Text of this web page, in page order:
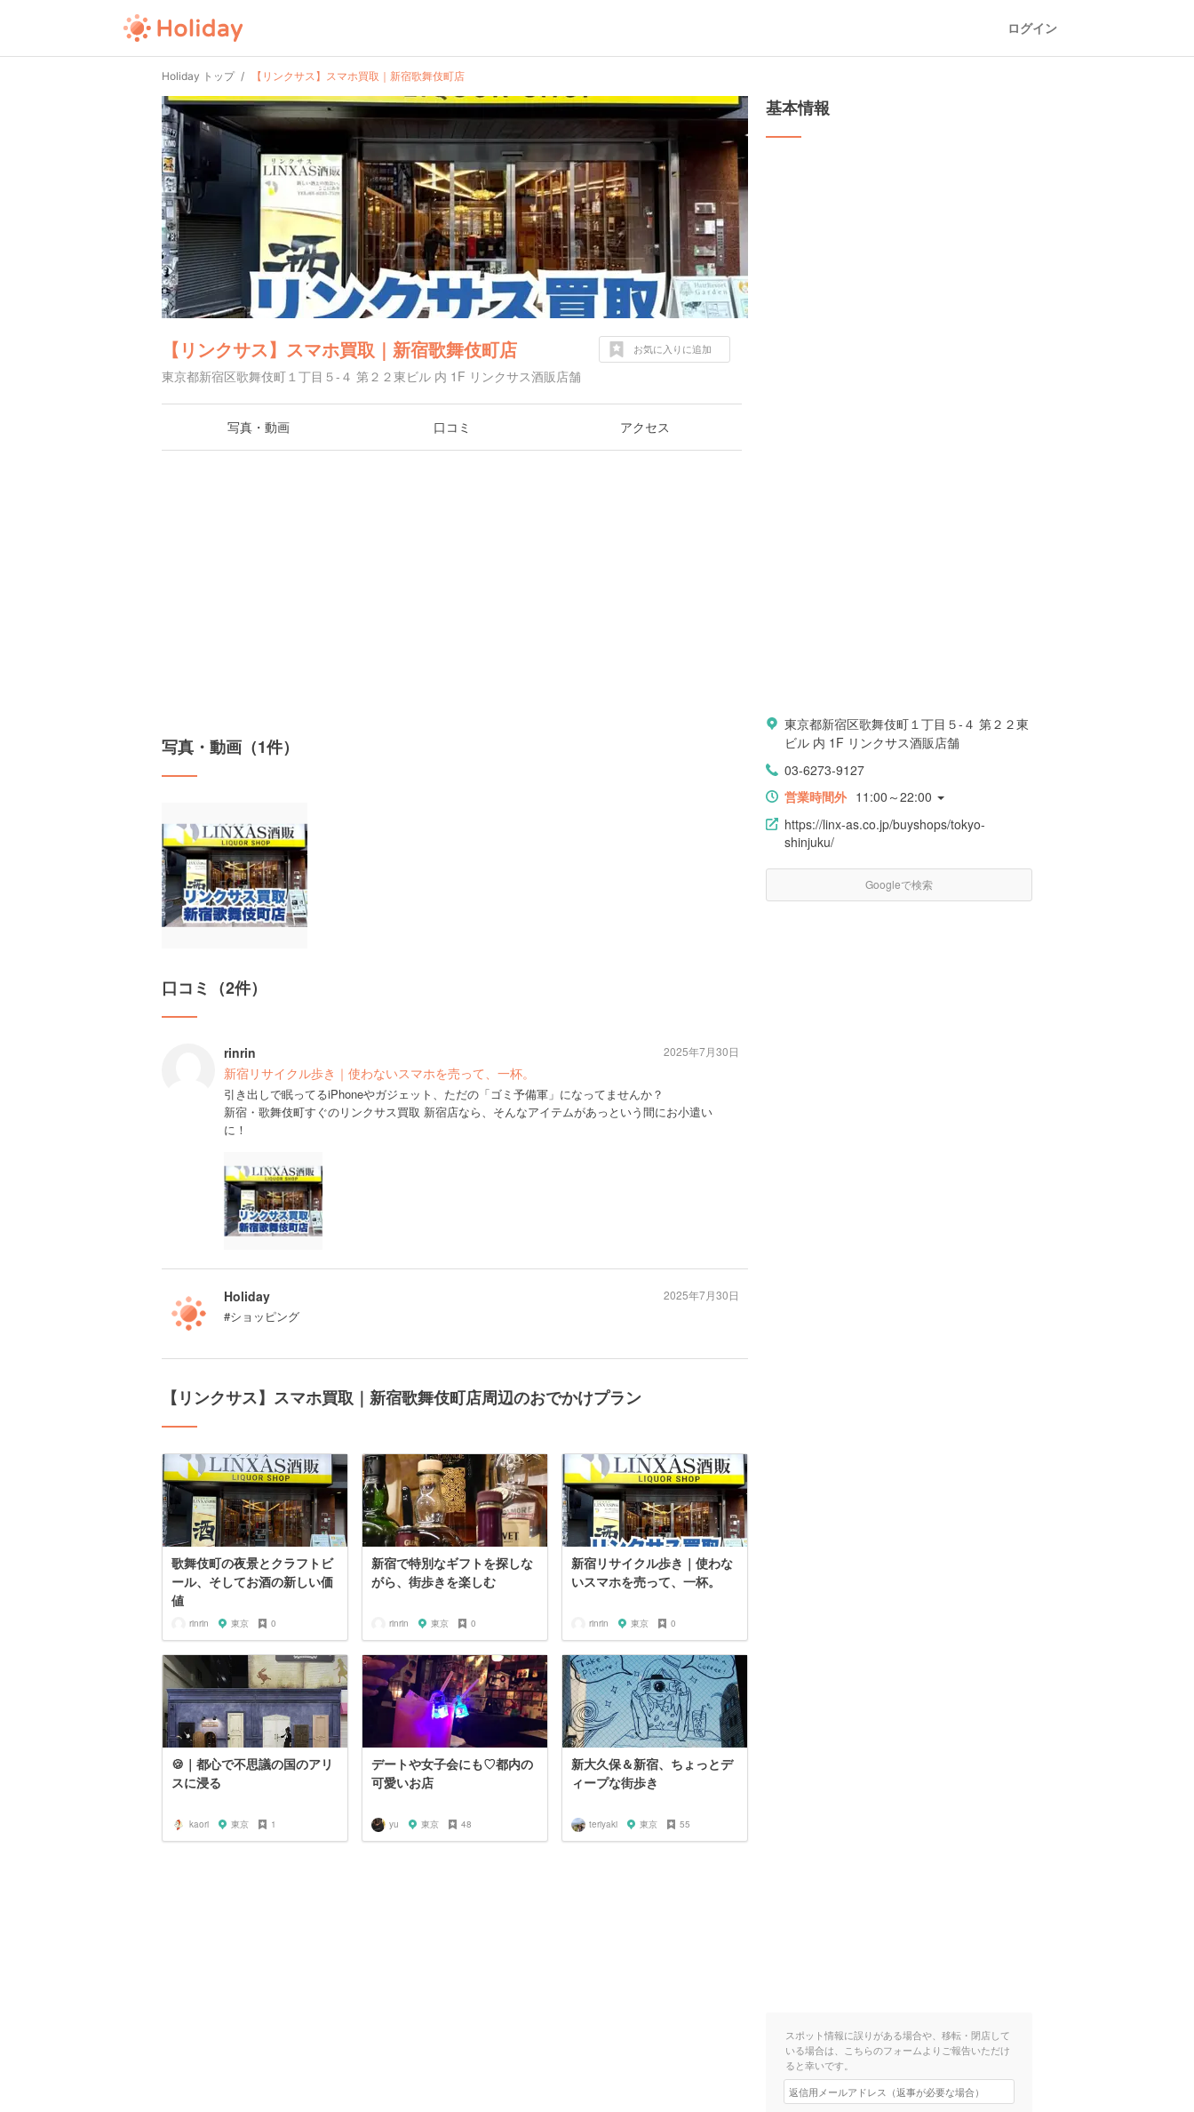
ログイン
Holiday トップ 【リンクサス】スマホ買取｜新宿歌舞伎町店
【リンクサス】スマホ買取｜新宿歌舞伎町店
東京都新宿区歌舞伎町１丁目５-４ 第２２東ビル 内 1F リンクサス酒販店舗
お気に入りに追加
写真・動画 口コミ アクセス
写真・動画（1件）
口コミ（2件）
rinrin
新宿リサイクル歩き｜使わないスマホを売って、一杯。
引き出しで眠ってるiPhoneやガジェット、ただの「ゴミ予備軍」になってませんか？
新宿・歌舞伎町すぐのリンクサス買取 新宿店なら、そんなアイテムがあっという間にお小遣い
に！
2025年7月30日
Holiday
#ショッピング
2025年7月30日
【リンクサス】スマホ買取｜新宿歌舞伎町店周辺のおでかけプラン
歌舞伎町の夜景とクラフトビ
ール、そしてお酒の新しい価
値
rinrin 東京 0
新宿で特別なギフトを探しな
がら、街歩きを楽しむ
rinrin 東京 0
新宿リサイクル歩き｜使わな
いスマホを売って、一杯。
rinrin 東京 0
🍪｜都心で不思議の国のアリ
スに浸る
kaori 東京 1
デートや女子会にも♡都内の
可愛いお店
yu 東京 48
新大久保＆新宿、ちょっとデ
ィープな街歩き
teriyaki 東京 55
基本情報
東京都新宿区歌舞伎町１丁目５-４ 第２２東
ビル 内 1F リンクサス酒販店舗
03-6273-9127
営業時間外 11:00～22:00
https://linx-as.co.jp/buyshops/tokyo-
shinjuku/
Googleで検索
スポット情報に誤りがある場合や、移転・閉店して
いる場合は、こちらのフォームよりご報告いただけ
ると幸いです。